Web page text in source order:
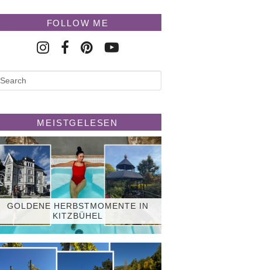
FOLLOW ME
MEISTGELESEN
GOLDENE HERBSTMOMENTE IN
KITZBÜHEL